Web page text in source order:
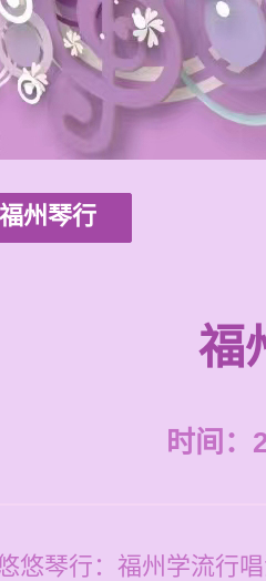
福州琴行
福
时间：
悠琴行：福州学流行唱